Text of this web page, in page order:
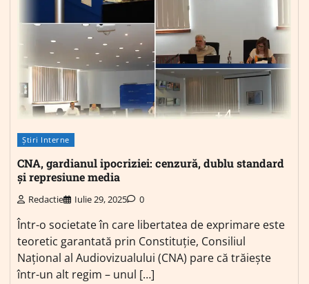
Știri Interne
CNA, gardianul ipocriziei: cenzură, dublu standard
și represiune media
Redactie Iulie 29, 2025 0
Într-o societate în care libertatea de exprimare este
teoretic garantată prin Constituție, Consiliul
Național al Audiovizualului (CNA) pare că trăiește
într-un alt regim – unul […]